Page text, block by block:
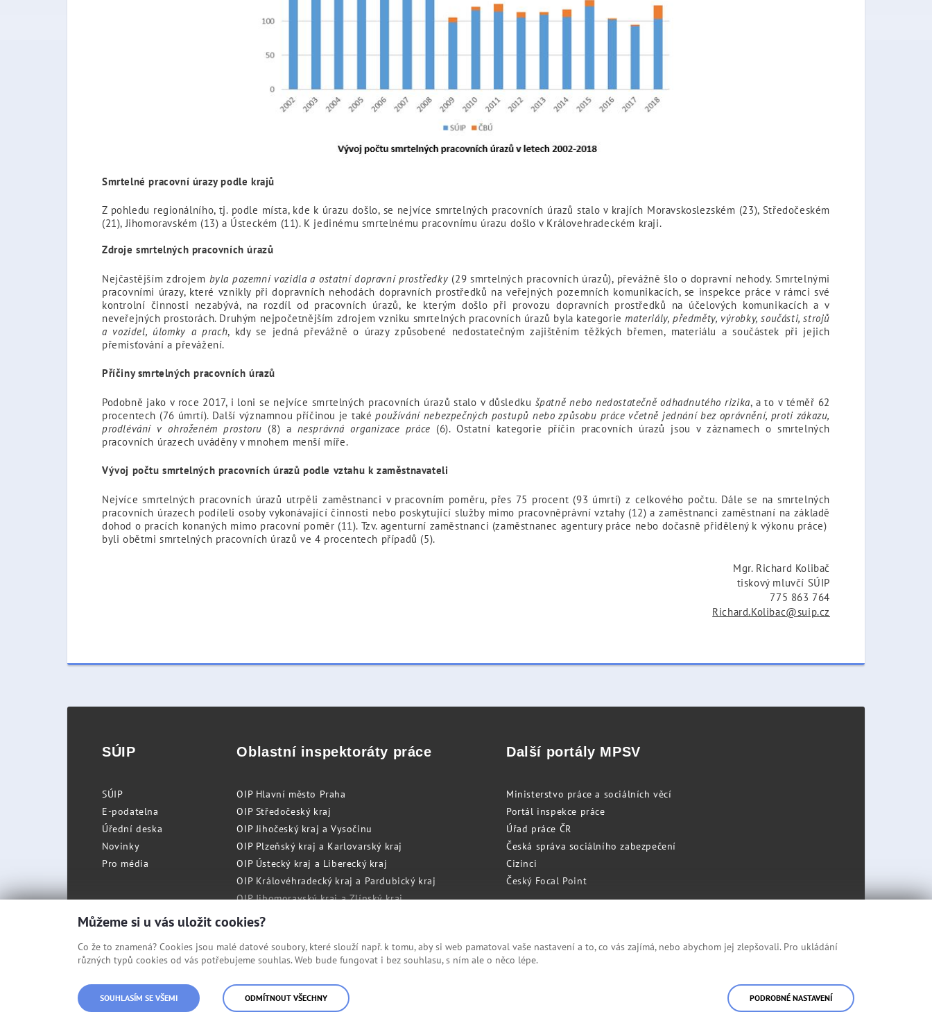
Smrtelné pracovní úrazy podle krajů
Z pohledu regionálního, tj. podle místa, kde k úrazu došlo, se nejvíce smrtelných pracovních úrazů stalo v krajích Moravskoslezském (23), Středočeském
(21), Jihomoravském (13) a Ústeckém (11). K jedinému smrtelnému pracovnímu úrazu došlo v Královehradeckém kraji.
Zdroje smrtelných pracovních úrazů
Nejčastějším zdrojem byla pozemní vozidla a ostatní dopravní prostředky (29 smrtelných pracovních úrazů), převážně šlo o dopravní nehody. Smrtelnými
pracovními úrazy, které vznikly při dopravních nehodách dopravních prostředků na veřejných pozemních komunikacích, se inspekce práce v rámci své
kontrolní činnosti nezabývá, na rozdíl od pracovních úrazů, ke kterým došlo při provozu dopravních prostředků na účelových komunikacích a v
neveřejných prostorách. Druhým nejpočetnějším zdrojem vzniku smrtelných pracovních úrazů byla kategoriemateriály, předměty, výrobky, součásti, strojů
a vozidel, úlomky a prach, kdy se jedná převážně o úrazy způsobené nedostatečným zajištěním těžkých břemen, materiálu a součástek při jejich
přemisťování a převážení.
Příčiny smrtelných pracovních úrazů
Podobně jako v roce 2017, i loni se nejvíce smrtelných pracovních úrazů stalo v důsledku špatně nebo nedostatečně odhadnutého rizika, a to v téměř 62
procentech (76 úmrtí). Další významnou příčinou je taképoužívání nebezpečných postupů nebo způsobu práce včetně jednání bez oprávnění, proti zákazu,
prodlévání v ohroženém prostoru (8) a nesprávná organizace práce (6). Ostatní kategorie příčin pracovních úrazů jsou v záznamech o smrtelných
pracovních úrazech uváděny v mnohem menší míře.
Vývoj počtu smrtelných pracovních úrazů podle vztahu k zaměstnavateli
Nejvíce smrtelných pracovních úrazů utrpěli zaměstnanci v pracovním poměru, přes 75 procent (93 úmrtí) z celkového počtu. Dále se na smrtelných
pracovních úrazech podíleli osoby vykonávající činnosti nebo poskytující služby mimo pracovněprávní vztahy (12) a zaměstnanci zaměstnaní na základě
dohod o pracích konaných mimo pracovní poměr (11). Tzv. agenturní zaměstnanci (zaměstnanec agentury práce nebo dočasně přidělený k výkonu práce)
byli obětmi smrtelných pracovních úrazů ve 4 procentech případů (5).
Mgr. Richard Kolibač
tiskový mluvčí SÚIP
775 863 764
Richard.Kolibac@suip.cz
SÚIP
SÚIP
E-podatelna
Úřední deska
Novinky
Pro média
Oblastní inspektoráty práce
OIP Hlavní město Praha
OIP Středočeský kraj
OIP Jihočeský kraj a Vysočinu
OIP Plzeňský kraj a Karlovarský kraj
OIP Ústecký kraj a Liberecký kraj
OIP Královéhradecký kraj a Pardubický kraj
OIP Jihomoravský kraj a Zlínský kraj
OIP Moravskoslezský kraj a Olomoucký kraj
Další portály MPSV
Ministerstvo práce a sociálních věcí
Portál inspekce práce
Úřad práce ČR
Česká správa sociálního zabezpečení
Cizinci
Český Focal Point
© Státní úřad inspekce práce
Můžeme si u vás uložit cookies?
Co že to znamená? Cookies jsou malé datové soubory, které slouží např. k tomu, aby si web pamatoval vaše nastavení a to, co vás zajímá, nebo abychom jej zlepšovali. Pro ukládání
různých typů cookies od vás potřebujeme souhlas. Web bude fungovat i bez souhlasu, s ním ale o něco lépe.
SOUHLASÍM SE VŠEMI ODMÍTNOUT VŠECHNY PODROBNÉ NASTAVENÍ